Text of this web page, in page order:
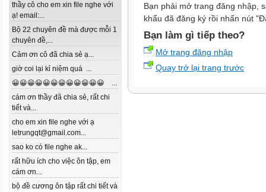
thầy cô cho em xin file nghe với
ạ! email:...
Bộ 22 chuyên đề mà được mỗi 1
chuyên đề,...
Cảm ơn cô đã chia sẻ ạ...
giờ coi lại kỉ niệm quá ...
😀😀😀😀😀😀😀😀😀😀😀😀 ...
cám ơn thầy đã chia sẻ, rất chi
tiết và...
cho em xin file nghe với ạ
letrungqt@gmail.com...
sao ko có file nghe ak...
rất hữu ích cho việc ôn tập, em
cám ơn...
bộ đề cương ôn tập rất chi tiết và
Bạn phải mở trang đăng nhập,
khẩu đã đăng ký rồi nhấn nút
Bạn làm gì tiếp theo?
Mở trang đăng nhập
Quay trở lại trang trước